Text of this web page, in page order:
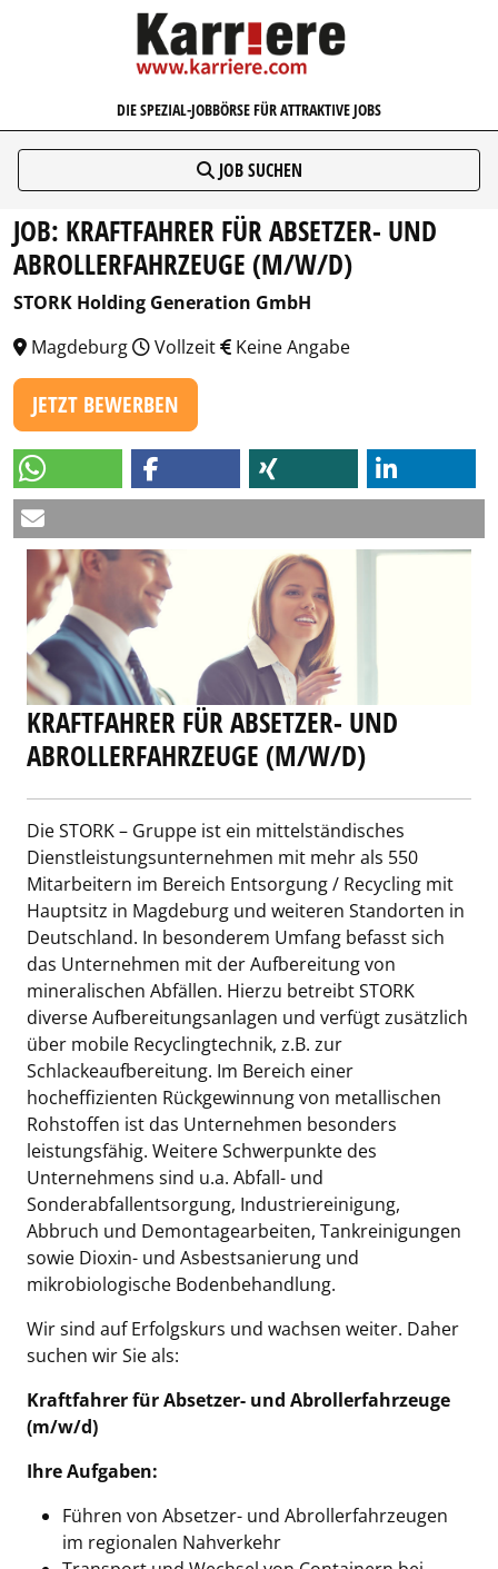
KARRIERE.COM
DIE SPEZIAL-JOBBÖRSE FÜR ATTRAKTIVE JOBS
JOB SUCHEN
JOB: KRAFTFAHRER FÜR ABSETZER- UND
ABROLLERFAHRZEUGE (M/W/D)
STORK Holding Generation GmbH
Magdeburg
Vollzeit Keine Angabe
JETZT BEWERBEN
KRAFTFAHRER FÜR ABSETZER- UND
ABROLLERFAHRZEUGE (M/W/D)
Die STORK – Gruppe ist ein mittelständisches
Dienstleistungsunternehmen mit mehr als 550
Mitarbeitern im Bereich Entsorgung / Recycling mit
Hauptsitz in Magdeburg und weiteren Standorten in
Deutschland. In besonderem Umfang befasst sich
das Unternehmen mit der Aufbereitung von
mineralischen Abfällen. Hierzu betreibt STORK
diverse Aufbereitungsanlagen und verfügt zusätzlich
über mobile Recyclingtechnik, z.B. zur
Schlackeaufbereitung. Im Bereich einer
hocheffizienten Rückgewinnung von metallischen
Rohstoffen ist das Unternehmen besonders
leistungsfähig. Weitere Schwerpunkte des
Unternehmens sind u.a. Abfall- und
Sonderabfallentsorgung, Industriereinigung,
Abbruch und Demontagearbeiten, Tankreinigungen
sowie Dioxin- und Asbestsanierung und
mikrobiologische Bodenbehandlung.
Wir sind auf Erfolgskurs und wachsen weiter. Daher
suchen wir Sie als:
Kraftfahrer für Absetzer- und Abrollerfahrzeuge
(m/w/d)
Ihre Aufgaben:
Führen von Absetzer- und Abrollerfahrzeugen
im regionalen Nahverkehr